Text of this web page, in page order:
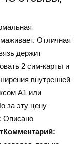
Отличная
держит
2 сим-карты и
внутренней
А1 или
за эту цену
Описано
Комментарий: